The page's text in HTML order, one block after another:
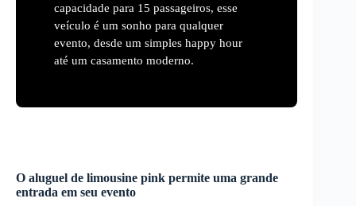
capacidade para 15 passageiros, esse
veículo é um sonho para qualquer
evento, desde um simples happy hour
até um casamento moderno.
O aluguel de limousine pink permite uma grande
entrada em seu evento